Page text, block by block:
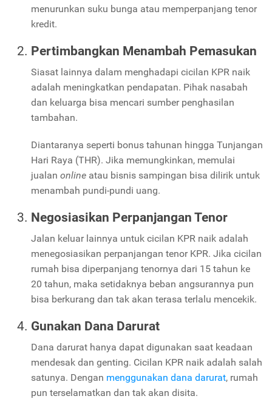
menurunkan suku bunga atau memperpanjang tenor
kredit.
Pertimbangkan Menambah Pemasukan
Siasat lainnya dalam menghadapi cicilan KPR naik
adalah meningkatkan pendapatan. Pihak nasabah
dan keluarga bisa mencari sumber penghasilan
tambahan.
Diantaranya seperti bonus tahunan hingga Tunjangan
Hari Raya (THR). Jika memungkinkan, memulai
jualan online atau bisnis sampingan bisa dilirik untuk
menambah pundi-pundi uang.
Negosiasikan Perpanjangan Tenor
Jalan keluar lainnya untuk cicilan KPR naik adalah
menegosiasikan perpanjangan tenor KPR. Jika cicilan
rumah bisa diperpanjang tenornya dari 15 tahun ke
20 tahun, maka setidaknya beban angsurannya pun
bisa berkurang dan tak akan terasa terlalu mencekik.
Gunakan Dana Darurat
Dana darurat hanya dapat digunakan saat keadaan
mendesak dan genting. Cicilan KPR naik adalah salah
satunya. Dengan menggunakan dana darurat, rumah
pun terselamatkan dan tak akan disita.